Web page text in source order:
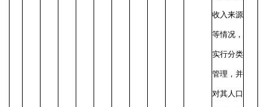
收入来源
等情况，
实行分类
管理，并
对其人口